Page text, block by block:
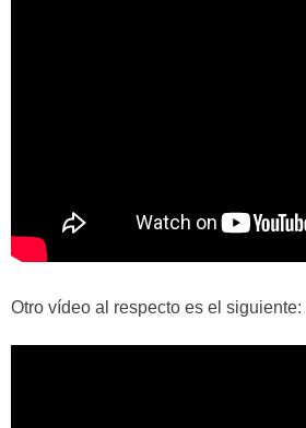
Otro vídeo al respecto es el siguiente: